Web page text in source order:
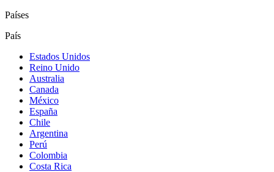
Países
País
Estados Unidos
Reino Unido
Australia
Canada
México
España
Chile
Argentina
Perú
Colombia
Costa Rica